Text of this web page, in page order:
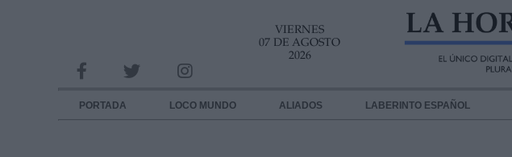
VIERNES
07 DE AGOSTO
2026
PORTADA LOCO MUNDO ALIADOS LABERINTO ESPAÑOL
INFORMACION SOBRE LA PROTECCIÓN DE TUS DATOS
Responsable: